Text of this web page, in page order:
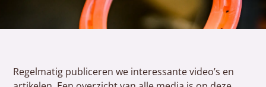
Regelmatig publiceren we interessante video’s en